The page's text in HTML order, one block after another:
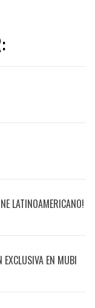
LATINOAMERICANO!
EXCLUSIVA EN MUBI